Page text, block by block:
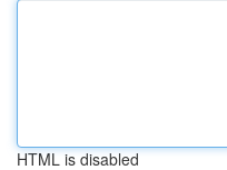
HTML is disabled